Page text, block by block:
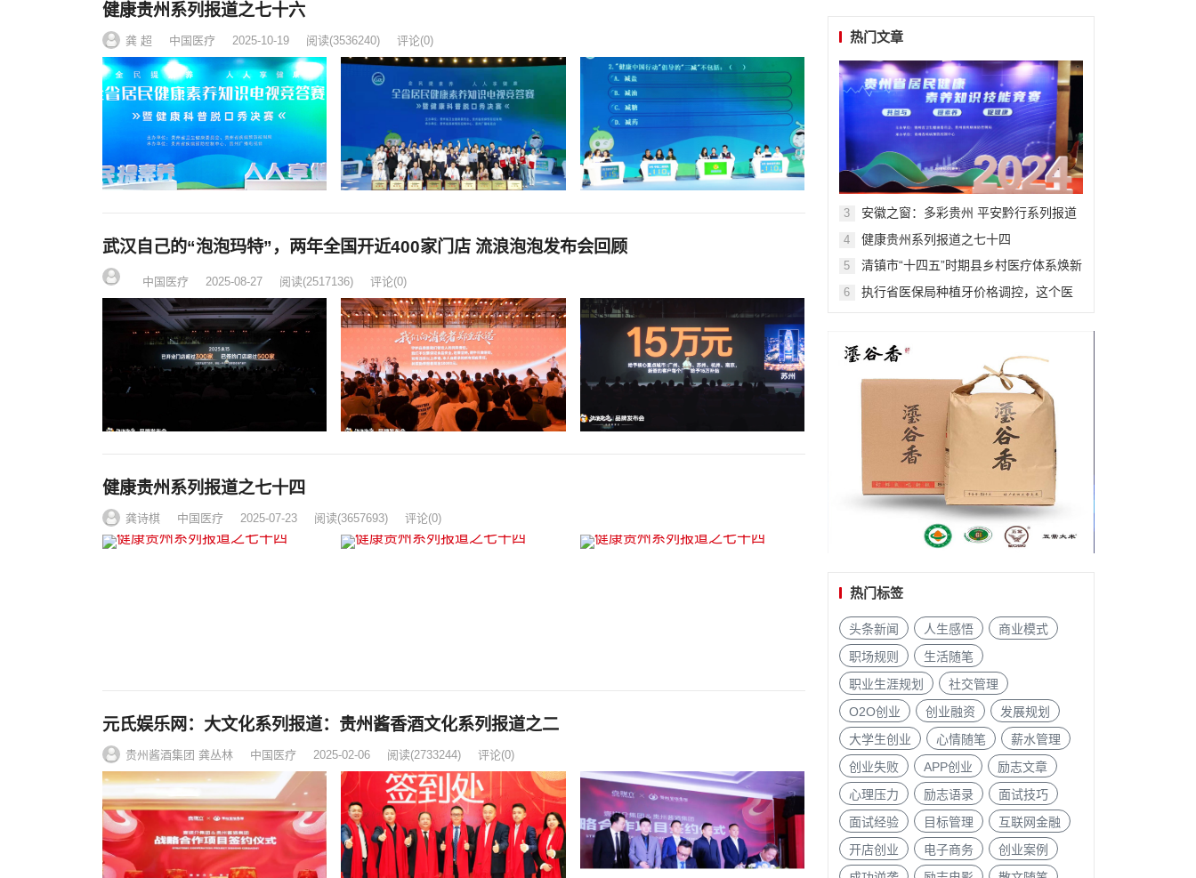
健康贵州系列报道之七十六
龚 超 中国医疗 2025-10-19 阅读(3536240) 评论(0)
武汉自己的“泡泡玛特”，两年全国开近400家门店 流浪泡泡发布会回顾
中国医疗 2025-08-27 阅读(2517136) 评论(0)
健康贵州系列报道之七十四
龚诗棋 中国医疗 2025-07-23 阅读(3657693) 评论(0)
元氏娱乐网：大文化系列报道：贵州酱香酒文化系列报道之二
贵州酱酒集团 龚丛林 中国医疗 2025-02-06 阅读(2733244) 评论(0)
热门文章
3
安徽之窗：多彩贵州 平安黔行系列报道
4 健康贵州系列报道之七十四
5
清镇市“十四五”时期县乡村医疗体系焕新
6
执行省医保局种植牙价格调控，这个医
热门标签
头条新闻 人生感悟
商业模式
职场规则
生活随笔
职业生涯规划
社交管理
O2O创业
创业融资
发展规划
大学生创业
心情随笔
薪水管理
创业失败
APP创业
励志文章
心理压力
励志语录
面试技巧
面试经验
目标管理
互联网金融
开店创业
电子商务
创业案例